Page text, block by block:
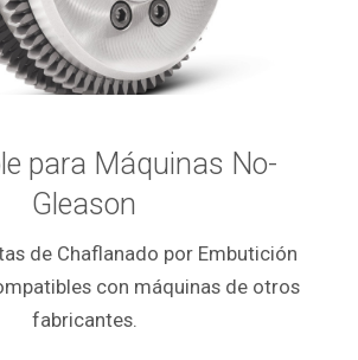
para Máquinas No-
Gleason
de Chaflanado por Embutición
con máquinas de otros
fabricantes.